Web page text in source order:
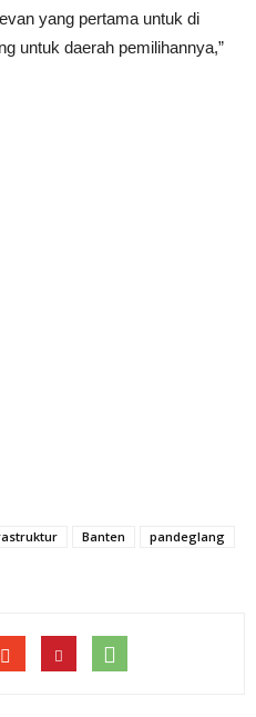
yang pertama untuk di
untuk daerah pemilihannya,”
Banten
pandeglang